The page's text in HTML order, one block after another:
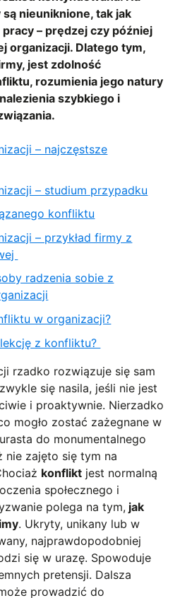
nieuniknione, tak jak
– prędzej czy później
organizacji. Dlatego tym,
jest zdolność
rozumienia jego natury
szybkiego i
– najczęstsze
– studium przypadku
konfliktu
– przykład firmy z
radzenia sobie z
w organizacji?
z konfliktu?
rzadko rozwiązuje się sam
się nasila, jeśli nie jest
i proaktywnie. Nierzadko
mogło zostać zażegnane w
do monumentalnego
nie zajęto się tym na
konflikt jest normalną
społecznego i
polega na tym, jak
. Ukryty, unikany lub w
najprawdopodobniej
się w urazę. Spowoduje
pretensji. Dalsza
prowadzić do